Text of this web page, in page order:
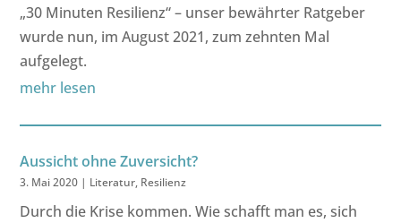
„30 Minuten Resilienz“ – unser bewährter Ratgeber
wurde nun, im August 2021, zum zehnten Mal
aufgelegt.
mehr lesen
Aussicht ohne Zuversicht?
3. Mai 2020 | Literatur, Resilienz
Durch die Krise kommen. Wie schafft man es, sich